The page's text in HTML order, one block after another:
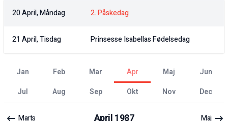
20 April, Måndag 2. Påskedag
21 April, Tisdag Prinsesse Isabellas Fødelsedag
jan feb mar apr maj
jun
jul
aug sep okt nov dec
Marts Maj